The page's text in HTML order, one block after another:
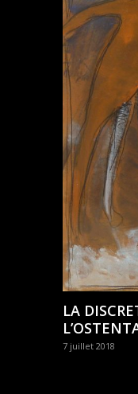
LA
7 juillet 2018